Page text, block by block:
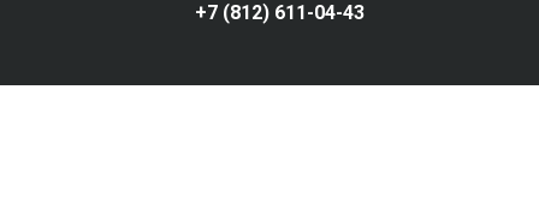
+7 (812) 611-04-43